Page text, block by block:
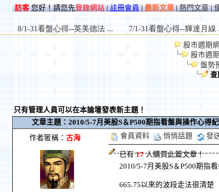
訪客您好！請您先登錄網站|註冊會員|最新文章|熱門文章|
股市週期
股市週
盤勢
查
只有管理人員可以在本論壇發表新主題！
文章主題：2010/5-7月美股S＆P500期指看盤與操作心得
作者匿稱： 古海 會員資料 悄悄話題 發
已有17人購買此篇文章！
2010/5-7月美股S＆P500期指
665.75以來的波段走法很清楚